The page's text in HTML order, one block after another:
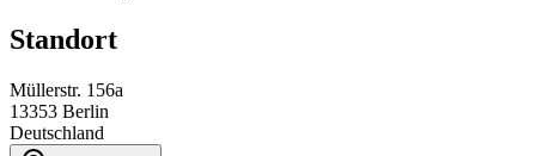
Standort
Müllerstr. 156a
13353 Berlin
Deutschland